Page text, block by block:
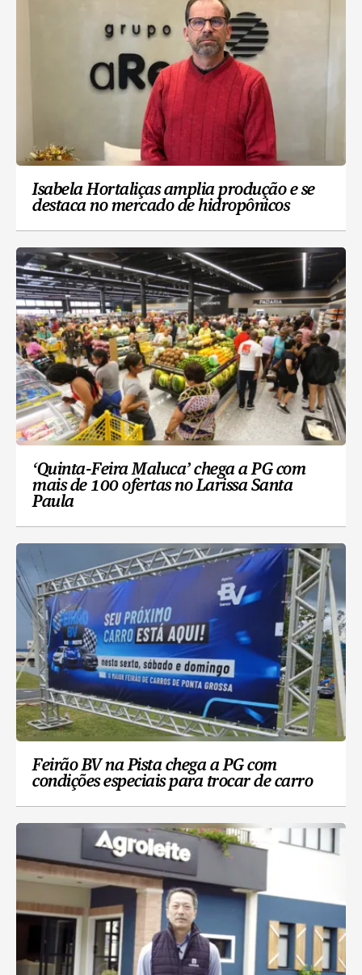
Isabela Hortaliças amplia produção e se
destaca no mercado de hidropônicos
‘Quinta-Feira Maluca’ chega a PG com
mais de 100 ofertas no Larissa Santa
Paula
Feirão BV na Pista chega a PG com
condições especiais para trocar de carro